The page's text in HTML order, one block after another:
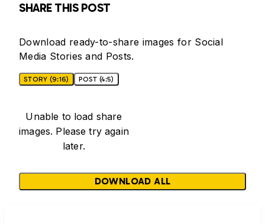
SHARE THIS POST
Download ready-to-share images for Social
Media Stories and Posts.
STORY (9:16) POST (4:5)
Unable to load share
images. Please try again
later.
DOWNLOAD ALL